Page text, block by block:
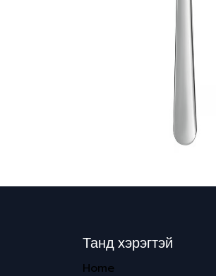
Танд хэрэгтэй
Home